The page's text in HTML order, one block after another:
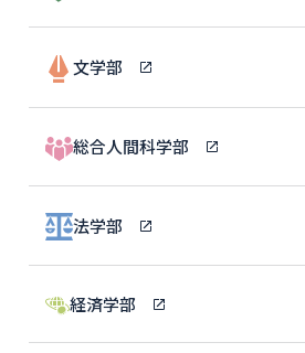
文学部
総合人間科学部
法学部
経済学部